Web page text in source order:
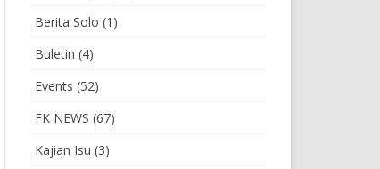
Berita Solo (1)
Buletin (4)
Events (52)
FK NEWS (67)
Kajian Isu (3)